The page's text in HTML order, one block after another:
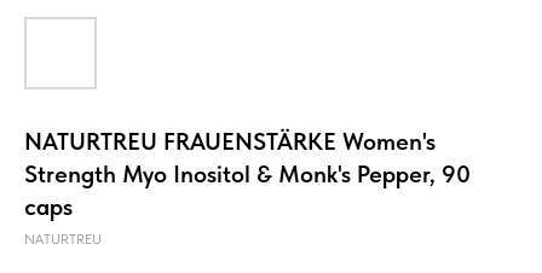
NATURTREU FRAUENSTÄRKE Women's
Strength Myo Inositol & Monk's Pepper, 90
caps
NATURTREU